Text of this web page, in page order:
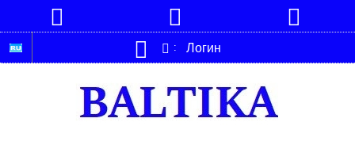
: Логин